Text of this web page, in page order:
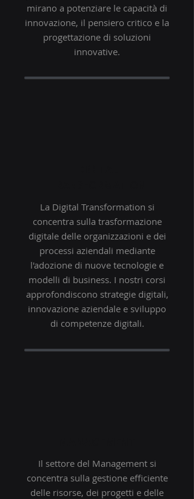
mirano a potenziare le capacità di
innovazione, il pensiero critico e la
progettazione di soluzioni
innovative.
La Digital Transformation si
concentra sulla trasformazione
digitale delle organizzazioni e dei
processi aziendali mediante
l'adozione di nuove tecnologie e
modelli di business. I nostri corsi
approfondiscono strategie digitali,
innovazione aziendale e sviluppo
di competenze digitali.
Il settore del Management si
concentra sulla gestione efficiente
delle risorse, dei progetti e delle